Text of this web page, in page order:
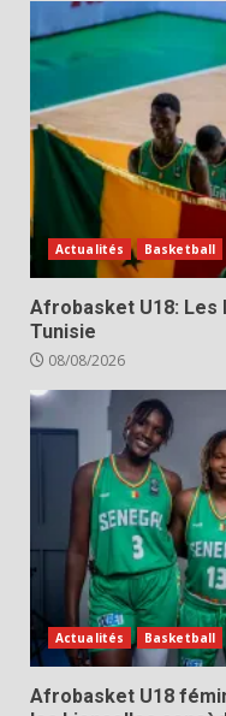
Actualités Basketball
Afrobasket U18: Les
Tunisie
08/08/2026
Actualités Basketball
Afrobasket U18